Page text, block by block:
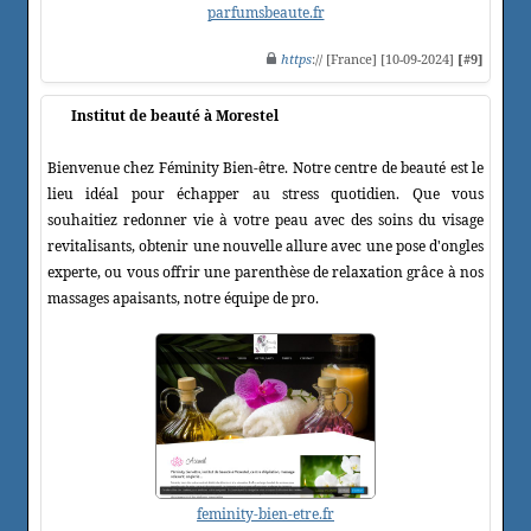
parfumsbeaute.fr
https:// [France] [10-09-2024] [#9]
Institut de beauté à Morestel
Bienvenue chez Féminity Bien-être. Notre centre de beauté est le
lieu idéal pour échapper au stress quotidien. Que vous
souhaitiez redonner vie à votre peau avec des soins du visage
revitalisants, obtenir une nouvelle allure avec une pose d'ongles
experte, ou vous offrir une parenthèse de relaxation grâce à nos
massages apaisants, notre équipe de pro.
feminity-bien-etre.fr